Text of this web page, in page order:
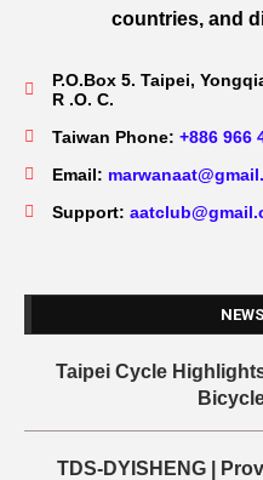
countries, and
P.O.Box 5. Taipei,
R .O. C.
Taiwan Phone: +886 966
Email:
Support:
Taipei Cycle
TDS-DYISHENG |